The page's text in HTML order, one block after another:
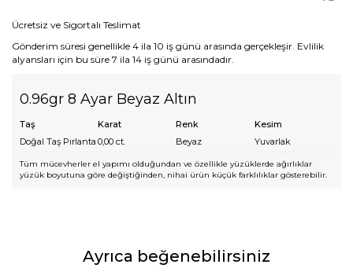
Ücretsiz ve Sigortalı Teslimat
Gönderim süresi genellikle 4 ila 10 iş günü arasında gerçekleşir. Evlilik
alyansları için bu süre 7 ila 14 iş günü arasındadır.
0.96gr 8 Ayar Beyaz Altın
Taş Karat Renk
Kesim
Doğal Taş Pırlanta 0,00 ct. Beyaz Yuvarlak
Tüm mücevherler el yapımı olduğundan ve özellikle yüzüklerde ağırlıklar
yüzük boyutuna göre değiştiğinden, nihai ürün küçük farklılıklar gösterebilir.
Ayrıca beğenebilirsiniz